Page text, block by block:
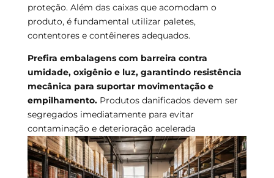
proteção. Além das caixas que acomodam o
produto, é fundamental utilizar paletes,
contentores e contêineres adequados.
Prefira embalagens com barreira contra
umidade, oxigênio e luz, garantindo resistência
mecânica para suportar movimentação e
empilhamento.Produtos danificados devem ser
segregados imediatamente para evitar
contaminação e deterioração acelerada